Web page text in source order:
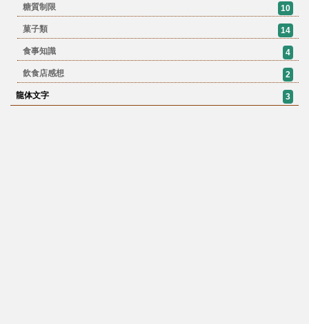
糖質制限 10
菓子類 14
食事知識 4
飲食店感想 2
龍体文字 3